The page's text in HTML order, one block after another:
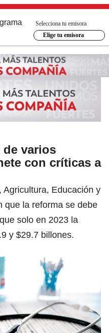
Selecciona tu emisora
Elige tu emisora
de varios
con críticas a
Agricultura, Educación y
que la reforma se debe
solo en 2023 la
y $29.7 billones.